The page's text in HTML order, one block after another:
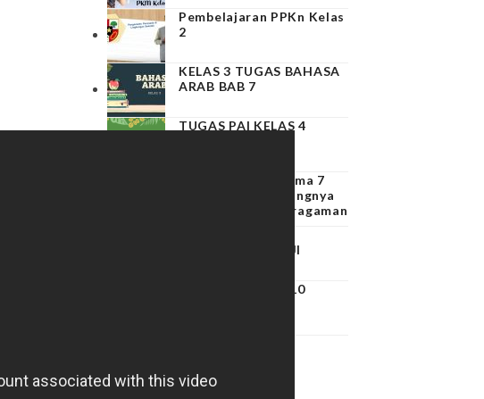
Pembelajaran PPKn Kelas
2
KELAS 3 TUGAS BAHASA
ARAB BAB 7
TUGAS PAI KELAS 4
PPKn Kelas 3 – Tema 7
Subtema 4 – Pentingnya
Menghargai Keberagaman
PERILAKU TERPUJI
PAI KELAS 4 BAB 10